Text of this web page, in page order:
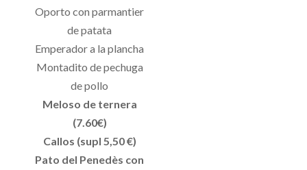
Oporto con parmantier
de patata
Emperador a la plancha
Montadito de pechuga
de pollo
Meloso de ternera
(7.60€)
Callos (supl 5,50 €)
Pato del Penedès con